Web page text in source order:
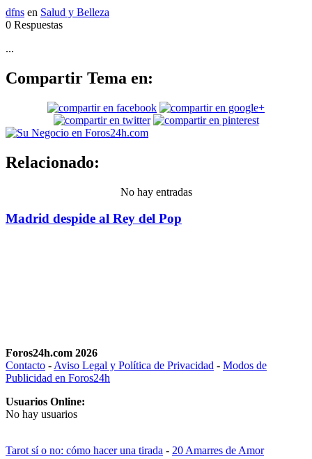
dfns en Salud y Belleza
0 Respuestas
...
Compartir Tema en:
Relacionado:
No hay entradas
Madrid despide al Rey del Pop
Foros24h.com 2026
Contacto - Aviso Legal y Política de Privacidad - Modos de
Publicidad en Foros24h
Usuarios Online:
No hay usuarios
Tarot sí o no: cómo hacer una tirada - 20 Amarres de Amor